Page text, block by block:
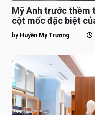
Mỹ Anh trước thềm
cột mốc đặc biệt
tế”
by Huyền My Trương